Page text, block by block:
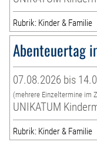
Rubrik: Kinder & Familie
Abenteuertag
07.08.2026 bis
(mehrere Einzeltermine im
UNIKATUM
Rubrik: Kinder & Familie